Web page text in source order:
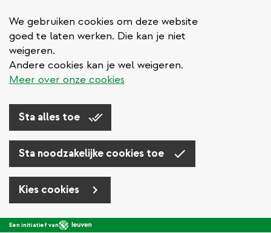
We gebruiken cookies om deze website
goed te laten werken. Die kan je niet
weigeren.
Andere cookies kan je wel weigeren.
Meer over onze cookies
Sta alles toe
Sta noodzakelijke cookies toe
Kies cookies
Overslaan
Een initiatief van